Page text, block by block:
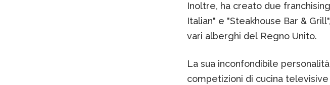
Inoltre, ha creato due
Italian" e "Steakhouse Bar &
vari alberghi del Regno Unito.
La sua inconfondibile
competizioni di cucina